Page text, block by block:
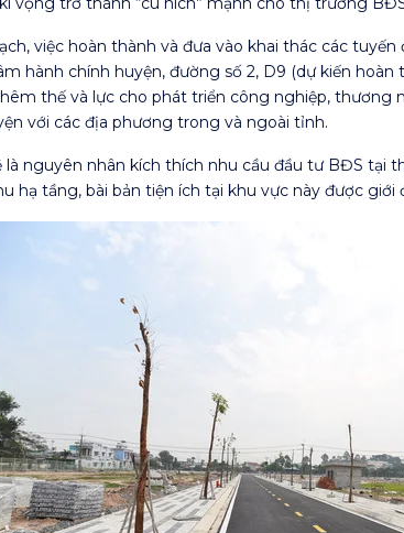
việc hoàn thành và đưa vào khai thác các
hành chính huyện, đường số 2, D9 (dự kiến
thế và lực cho phát triển công nghiệp, thương
với các địa phương trong và ngoài tỉnh.
nguyên nhân kích thích nhu cầu đầu tư BĐS tại
hạ tầng, bài bản tiện ích tại khu vực này được giới